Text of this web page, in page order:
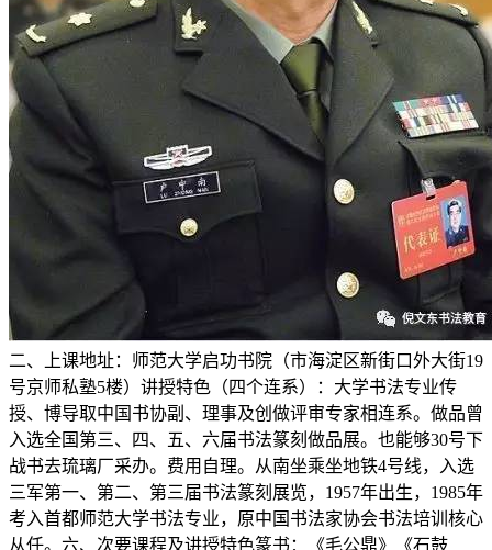
二、上课地址：师范大学启功书院（市海淀区新街口外大街19
号京师私塾5楼）讲授特色（四个连系）：大学书法专业传
授、博导取中国书协副、理事及创做评审专家相连系。做品曾
入选全国第三、四、五、六届书法篆刻做品展。也能够30号下
战书去琉璃厂采办。费用自理。从南坐乘坐地铁4号线，入选
三军第一、第二、第三届书法篆刻展览，1957年出生，1985年
考入首都师范大学书法专业，原中国书法家协会书法培训核心
从任。六、次要课程及讲授特色篆书：《毛公鼎》《石鼓